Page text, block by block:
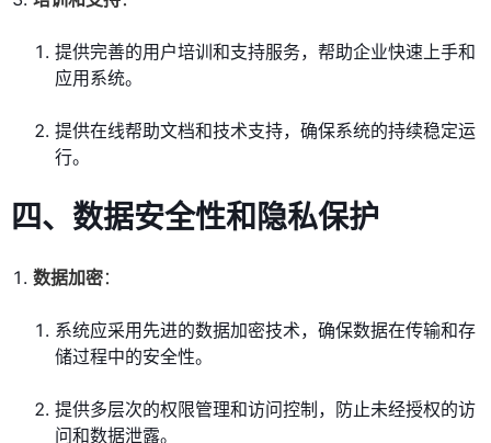
提供完善的用户培训和支持服务，帮助企业快速上手和
应用系统。
提供在线帮助文档和技术支持，确保系统的持续稳定运
行。
四、数据安全性和隐私保护
数据加密：
系统应采用先进的数据加密技术，确保数据在传输和存
储过程中的安全性。
提供多层次的权限管理和访问控制，防止未经授权的访
问和数据泄露。